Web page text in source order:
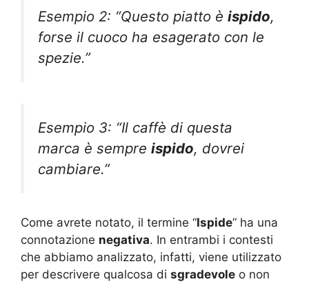
Esempio 2: “Questo piatto è ispido,
forse il cuoco ha esagerato con le
spezie.”
Esempio 3: “Il caffè di questa
marca è sempre ispido, dovrei
cambiare.”
Come avrete notato, il termine “Ispide” ha una
connotazione negativa. In entrambi i contesti
che abbiamo analizzato, infatti, viene utilizzato
per descrivere qualcosa di sgradevole o non